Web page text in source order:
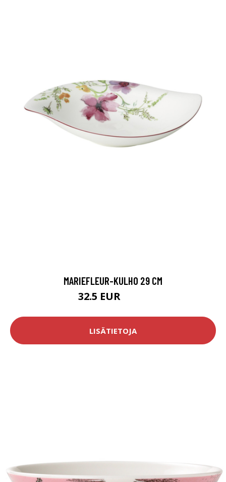
MARIEFLEUR-KULHO 29 CM
32.5 EUR
LISÄTIETOJA